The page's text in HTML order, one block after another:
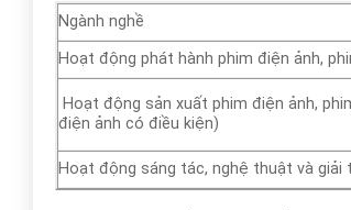
Ngành nghề
Hoạt động phát hành phim điện ảnh,
Hoạt động sản xuất phim điện ảnh,
điện ảnh có điều kiện)
Hoạt động sáng tác, nghệ thuật và giải